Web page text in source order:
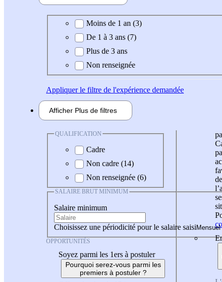
Expérience demandée
Moins de 1 an (3)
De 1 à 3 ans (7)
Plus de 3 ans
Non renseignée
Appliquerle filtre de l'expérience demandée
Afficher Plus de filtres
QUALIFICATION
Cadre
Non cadre (14)
Non renseignée (6)
SALAIRE BRUT MINIMUM
Salaire minimum
Choisissez une périodicité pour le salaire saisi
OPPORTUNITÉS
Soyez parmi les 1ers à postuler
Pourquoi serez-vous parmi les
premiers à postuler ?